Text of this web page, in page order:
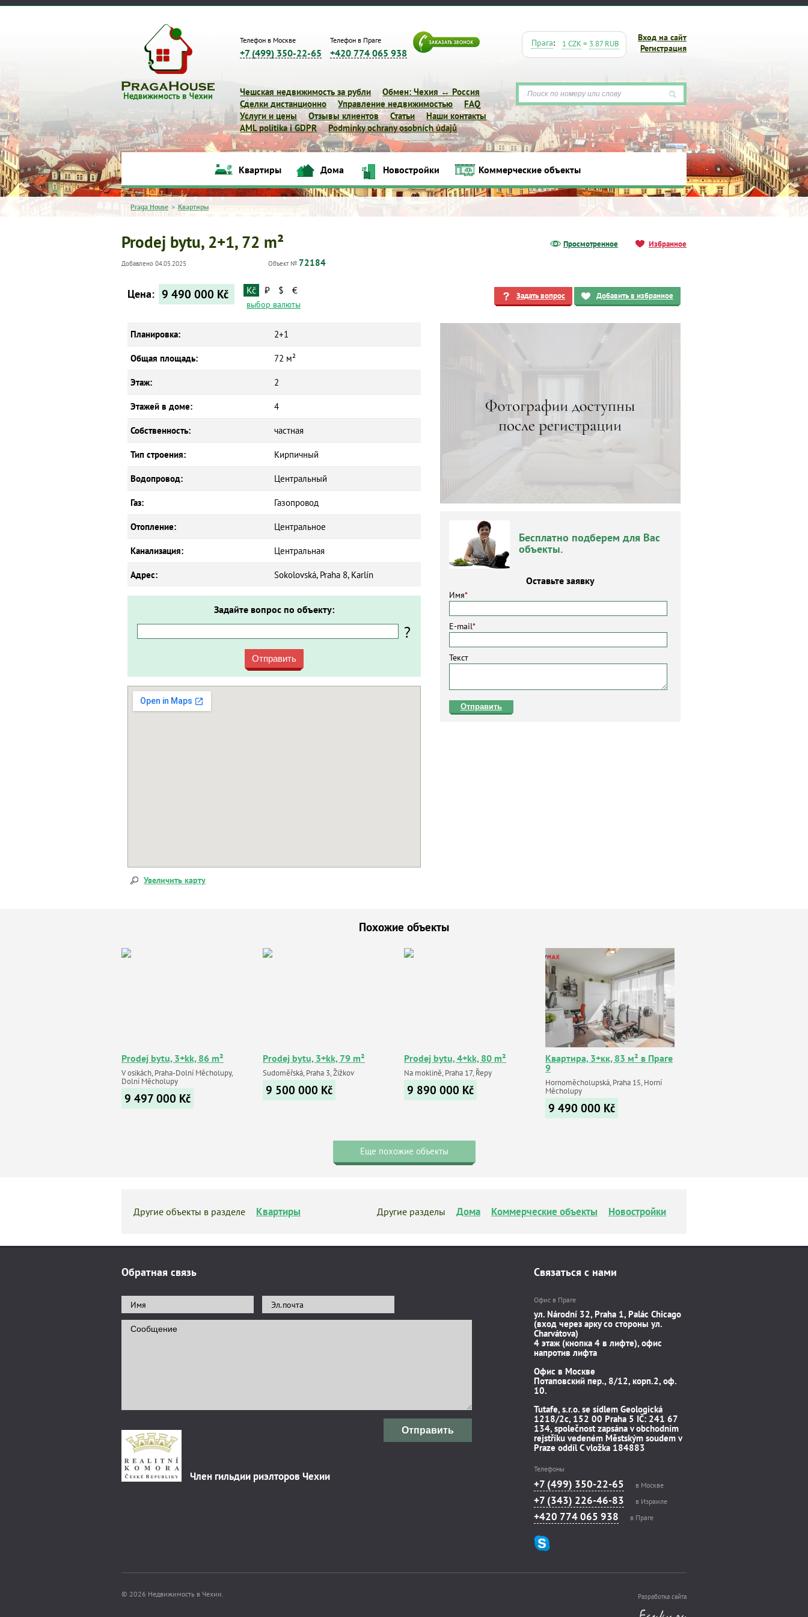
Телефон в Москве
+7 (499) 350-22-65
Телефон в Праге
+420 774 065 938
Вход на сайт
Регистрация
Прага: 1 CZK= 3.87 RUB
Чешская недвижимость за рубли
Обмен: Чехия ↔ Россия
Сделки дистанционно
Управление недвижимостью
FAQ
Услуги и цены
Отзывы клиентов Статьи
Наши контакты
AML politika i GDPR
Podmínky ochrany osobních údajů
Квартиры Дома Новостройки Коммерческие объекты
Квартиры Дома Новостройки Коммерческие объекты
Praga House > Квартиры
Просмотренное Избранное
Prodej bytu, 2+1, 72 m²
Добавлено 04.05.2025 Объект № 72184
Задать вопрос Добавить в избранное
Бесплатно подберем для Вас
объекты.
Оставьте заявку
Имя*
E-mail*
Текст
Отправить
Цена: 9 490 000 Kč Kč ₽ $ €
выбор валюты
Планировка: 2+1
Общая площадь: 72 м²
Этаж: 2
Этажей в доме: 4
Собственность: частная
Тип строения: Кирпичный
Водопровод: Центральный
Газ: Газопровод
Отопление: Центральное
Канализация: Центральная
Адрес: Sokolovská, Praha 8, Karlín
Задайте вопрос по объекту:
?
Отправить
Увеличить карту
Похожие объекты
Prodej bytu, 3+kk, 86 m²
V osikách, Praha-Dolní Měcholupy,
Dolní Měcholupy
9 497 000 Kč
Prodej bytu, 3+kk, 79 m²
Sudoměřská, Praha 3, Žižkov
9 500 000 Kč
Prodej bytu, 4+kk, 80 m²
Na moklině, Praha 17, Řepy
9 890 000 Kč
Квартира, 3+кк, 83 м² в Праге
9
Hornoměcholupská, Praha 15, Horní
Měcholupy
9 490 000 Kč
Еще похожие объекты
Другие объекты в разделе Квартиры Другие разделы Дома Коммерческие объекты Новостройки
Обратная связь
Отправить
Член гильдии риэлторов Чехии
Связаться с нами
Офис в Праге
ул. Národní 32, Praha 1, Palác Chicago
(вход через арку со стороны ул.
Charvátova)
4 этаж (кнопка 4 в лифте), офис
напротив лифта
Офис в Москве
Потаповский пер., 8/12, корп.2, оф.
10.
Tutafe, s.r.o. se sídlem Geologická
1218/2c, 152 00 Praha 5 IČ: 241 67
134, společnost zapsána v obchodním
rejstříku vedeném Městským soudem v
Praze oddíl C vložka 184883
Телефоны
+7 (499) 350-22-65 в Москве
+7 (343) 226-46-83 в Израиле
+420 774 065 938 в Праге
© 2026 Недвижимость в Чехии. Разработка сайта